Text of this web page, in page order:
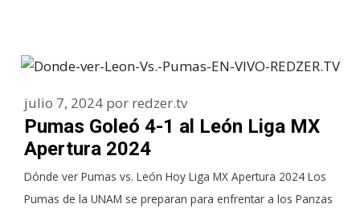
Pumas Goleó 4-1 al León Liga MX
Apertura 2024
julio 7, 2024 por redzer.tv
Dónde ver Pumas vs. León Hoy Liga MX Apertura 2024 Los
Pumas de la UNAM se preparan para enfrentar a los Panzas